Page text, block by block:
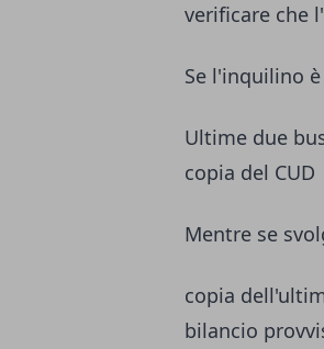
verificare che
Se l'inquilino
Ultime due
copia del CUD
Mentre se
copia
bilancio